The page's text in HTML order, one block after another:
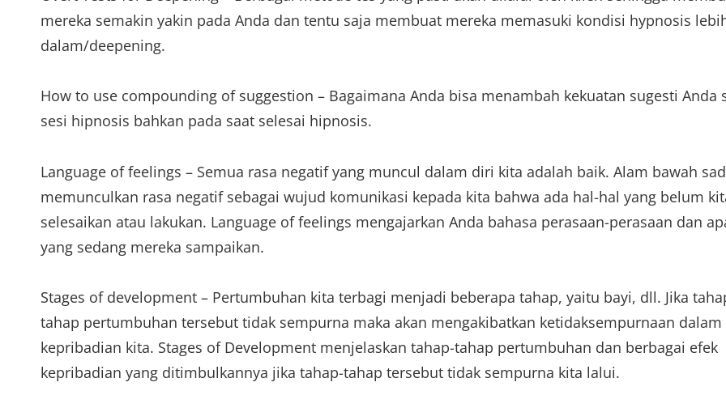
mereka semakin yakin pada Anda dan tentu saja membuat mereka memasuki kondisi hypnosis
dalam/deepening.
How to use compounding of suggestion – Bagaimana Anda bisa menambah kekuatan sugesti Anda
sesi hipnosis bahkan pada saat selesai hipnosis.
Language of feelings – Semua rasa negatif yang muncul dalam diri kita adalah baik. Alam bawah
memunculkan rasa negatif sebagai wujud komunikasi kepada kita bahwa ada hal-hal yang belum
selesaikan atau lakukan. Language of feelings mengajarkan Anda bahasa perasaan-perasaan dan
yang sedang mereka sampaikan.
Stages of development – Pertumbuhan kita terbagi menjadi beberapa tahap, yaitu bayi, dll. Jika
tahap pertumbuhan tersebut tidak sempurna maka akan mengakibatkan ketidaksempurnaan dalam
kepribadian kita. Stages of Development menjelaskan tahap-tahap pertumbuhan dan berbagai efek
kepribadian yang ditimbulkannya jika tahap-tahap tersebut tidak sempurna kita lalui.